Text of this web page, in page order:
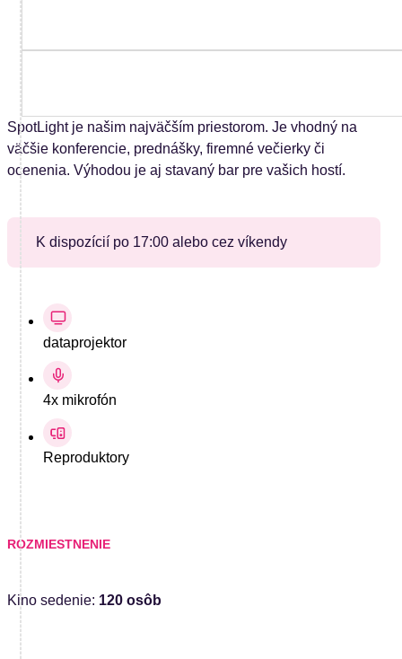
SpotLight je našim najväčším priestorom. Je vhodný na
väčšie konferencie, prednášky, firemné večierky či
ocenenia.​ Výhodou je aj stavaný bar pre vašich hostí.
K dispozícií po 17:00 alebo cez víkendy
dataprojektor
4x mikrofón
Reproduktory
ROZMIESTNENIE
Kino sedenie: 120 osôb